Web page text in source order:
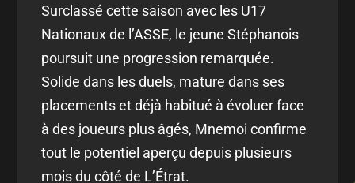
Surclassé cette saison avec les U17
Nationaux de l’ASSE, le jeune Stéphanois
poursuit une progression remarquée.
Solide dans les duels, mature dans ses
placements et déjà habitué à évoluer face
à des joueurs plus âgés, Mnemoi confirme
tout le potentiel aperçu depuis plusieurs
mois du côté de L’Étrat.